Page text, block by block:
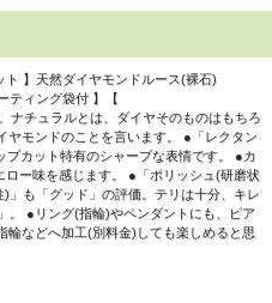
】天然ダイヤモンドルース(裸石)
ティング袋付 】【
ナチュラルとは、ダイヤそのものはもちろ
ヤモンドのことを言います。 ●「レクタン
カット特有のシャープな表情です。 ●カ
ー味を感じます。 ●「ポリッシュ(研磨状
」も「グッド」の評価。テリは十分、キレ
。 ●リング(指輪)やペンダントにも、ピア
輪などへ加工(別料金)しても楽しめると思